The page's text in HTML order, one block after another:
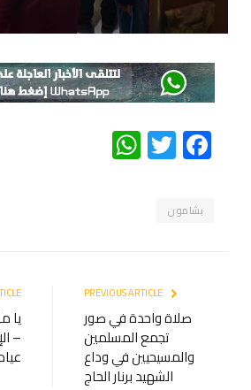
Facebook
Twitter
WhatsApp
بشامون
صلاة واحدة في صور
تجمع المسلمين
والمسيحيين في وداع
الشهيد برنار الحاج
يا
–
عياد